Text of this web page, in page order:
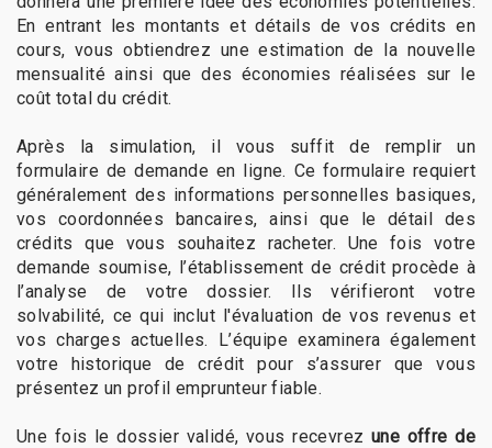
En entrant les montants et détails de vos crédits en
cours, vous obtiendrez une estimation de la nouvelle
mensualité ainsi que des économies réalisées sur le
coût total du crédit.
Après la simulation, il vous suffit de remplir un
formulaire de demande en ligne. Ce formulaire requiert
généralement des informations personnelles basiques,
vos coordonnées bancaires, ainsi que le détail des
crédits que vous souhaitez racheter. Une fois votre
demande soumise, l’établissement de crédit procède à
l’analyse de votre dossier. Ils vérifieront votre
solvabilité, ce qui inclut l'évaluation de vos revenus et
vos charges actuelles. L’équipe examinera également
votre historique de crédit pour s’assurer que vous
présentez un profil emprunteur fiable.
Une fois le dossier validé, vous recevrez une offre de